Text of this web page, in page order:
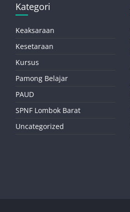
Kategori
Keaksaraan
Kesetaraan
Kursus
Pamong Belajar
PAUD
SPNF Lombok Barat
Uncategorized